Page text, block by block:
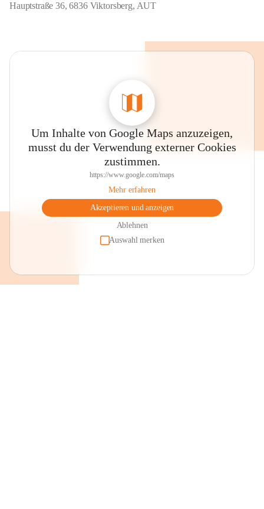
Hauptstraße 36, 6836 Viktorsberg, AUT
Um Inhalte von Google Maps anzuzeigen,
musst du der Verwendung externer Cookies
zustimmen.
https://www.google.com/maps
Mehr erfahren
Akzeptieren und anzeigen
Ablehnen
Auswahl merken